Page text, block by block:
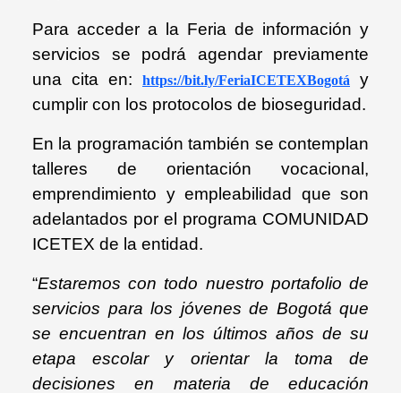
Para acceder a la Feria de información y
servicios se podrá agendar previamente
una cita en:
https://bit.ly/FeriaICETEXBogotá
y
cumplir con los protocolos de bioseguridad.
En la programación también se contemplan
talleres de orientación vocacional,
emprendimiento y empleabilidad que son
adelantados por el programa COMUNIDAD
ICETEX de la entidad.
“Estaremos con todo nuestro portafolio de
servicios para los jóvenes de Bogotá que
se encuentran en los últimos años de su
etapa escolar y orientar la toma de
decisiones en materia de educación